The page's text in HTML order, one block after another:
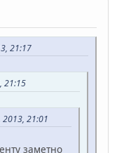
21:17
21:15
21:01
заметно